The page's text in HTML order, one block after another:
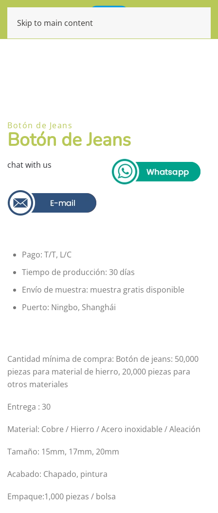
Skip to main content
Botón de Jeans
Botón de Jeans
chat with us
Pago: T/T, L/C
Tiempo de producción: 30 días
Envío de muestra: muestra gratis disponible
Puerto: Ningbo, Shanghái
Cantidad mínima de compra: Botón de jeans: 50,000
piezas para material de hierro, 20,000 piezas para
otros materiales
Entrega : 30
Material: Cobre / Hierro / Acero inoxidable / Aleación
Tamaño: 15mm, 17mm, 20mm
Acabado: Chapado, pintura
Empaque:1,000 piezas / bolsa